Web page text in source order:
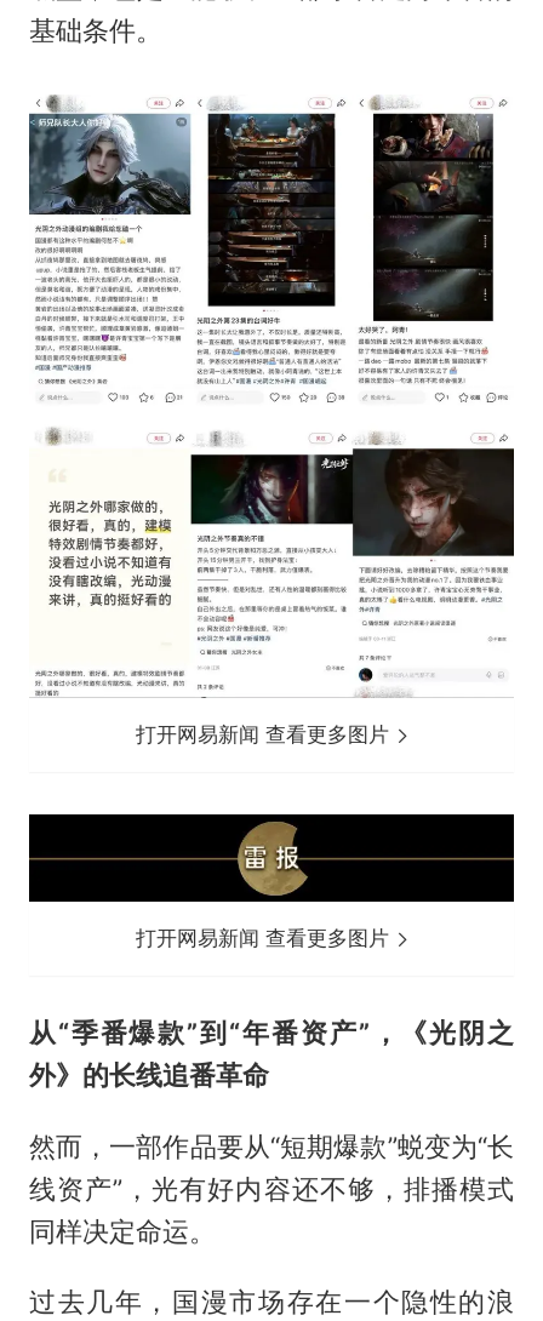
基础条件。
打开网易新闻 查看更多图片
打开网易新闻 查看更多图片
从“季番爆款”到“年番资产”，《光阴之
外》的长线追番革命
然而，一部作品要从“短期爆款”蜕变为“长
线资产”，光有好内容还不够，排播模式
同样决定命运。
过去几年，国漫市场存在一个隐性的浪